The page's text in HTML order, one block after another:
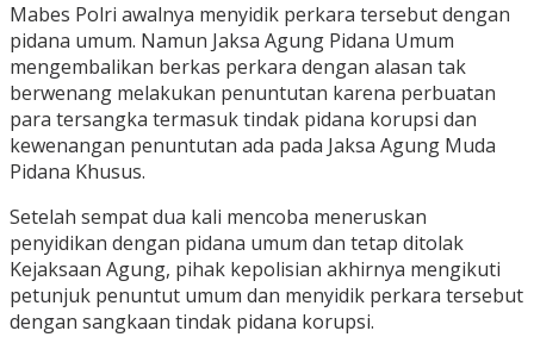
Mabes Polri awalnya menyidik perkara tersebut dengan
pidana umum. Namun Jaksa Agung Pidana Umum
mengembalikan berkas perkara dengan alasan tak
berwenang melakukan penuntutan karena perbuatan
para tersangka termasuk tindak pidana korupsi dan
kewenangan penuntutan ada pada Jaksa Agung Muda
Pidana Khusus.
Setelah sempat dua kali mencoba meneruskan
penyidikan dengan pidana umum dan tetap ditolak
Kejaksaan Agung, pihak kepolisian akhirnya mengikuti
petunjuk penuntut umum dan menyidik perkara tersebut
dengan sangkaan tindak pidana korupsi.